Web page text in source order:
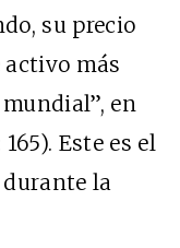
su precio
activo más
en
. Este es el
la